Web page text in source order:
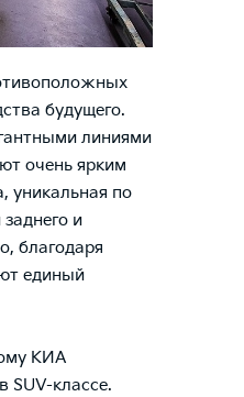
будущего.
линиями
очень ярким
уникальная по
и
благодаря
единый
КИА
SUV-классе.